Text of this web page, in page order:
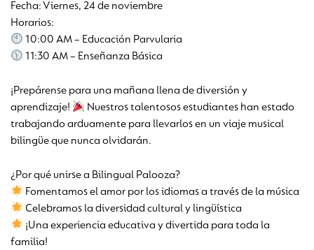
Fecha: Viernes, 24 de noviembre
Horarios:
10:00 AM – Educación Parvularia
11:30 AM – Enseñanza Básica
¡Prepárense para una mañana llena de diversión y
aprendizaje!
Nuestros talentosos estudiantes han estado
trabajando arduamente para llevarlos en un viaje musical
bilingüe que nunca olvidarán.
¿Por qué unirse a Bilingual Palooza?
Fomentamos el amor por los idiomas a través de la música
Celebramos la diversidad cultural y lingüística
¡Una experiencia educativa y divertida para toda la
familia!